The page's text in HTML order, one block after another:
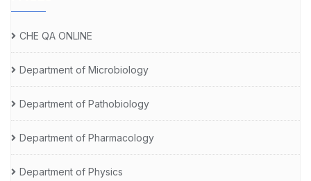
CHE QA ONLINE
Department of Microbiology
Department of Pathobiology
Department of Pharmacology
Department of Physics